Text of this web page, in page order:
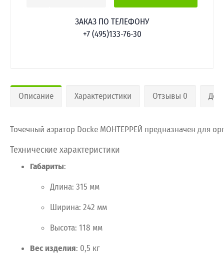
ЗАКАЗ ПО ТЕЛЕФОНУ
+7 (495)133-76-30
Описание Характеристики Отзывы 0
Точечный аэратор Docke МОНТЕРРЕЙ предназначен для
Технические характеристики
Габариты:
Длина: 315 мм
Ширина: 242 мм
Высота: 118 мм
Вес изделия: 0,5 кг